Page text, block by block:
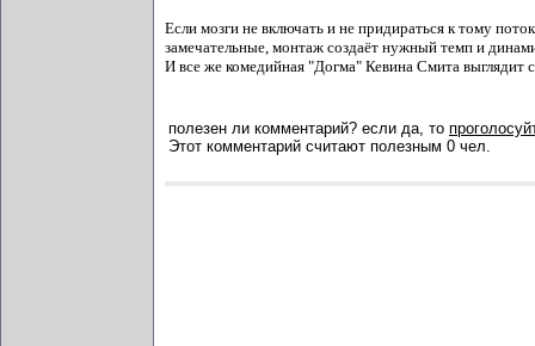
Если мозги не включать и не придираться к тому
замечательные, монтаж создаёт нужный темп и
И все же комедийная "Догма" Кевина Смита выглядит
полезен ли комментарий? если да, то
Этот комментарий считают полезным 0 чел.